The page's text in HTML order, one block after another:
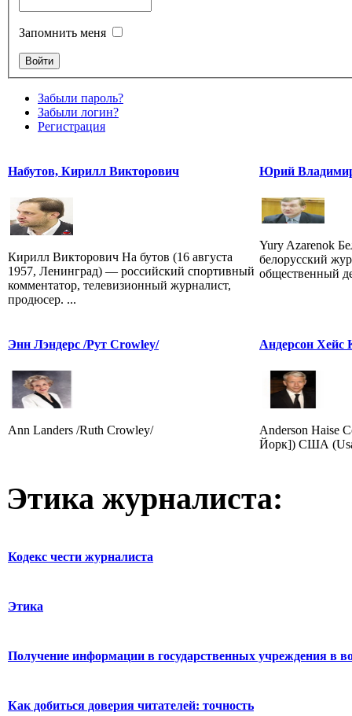
Запомнить меня
Забыли пароль?
Забыли логин?
Регистрация
Набутов, Кирилл Викторович
Кирилл Викторович На бутов (16 августа
1957, Ленинград) — российский спортивный
комментатор, телевизионный журналист,
продюсер. ...
Юрий
Yury Azarenok
белорусский
общественный
Энн Лэндерс /Рут Crowley/
Ann Landers /Ruth Crowley/
Андерсон Хейс
Anderson Haise
Йорк]) США
Этика журналиста:
Кодекс чести журналиста
Этика
Получение информации в государственных учреждения в
Как добиться доверия читателей: точность